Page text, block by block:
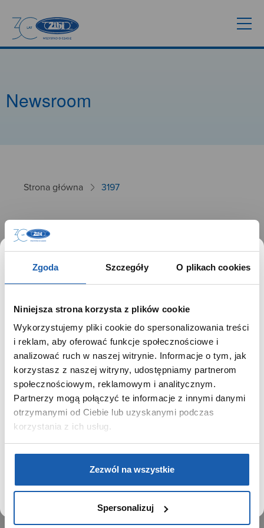
Zgoda Szczegóły O plikach cookies
Niniejsza strona korzysta z plików cookie
Wykorzystujemy pliki cookie do spersonalizowania treści
i reklam, aby oferować funkcje społecznościowe i
analizować ruch w naszej witrynie. Informacje o tym, jak
korzystasz z naszej witryny, udostępniamy partnerom
społecznościowym, reklamowym i analitycznym.
Partnerzy mogą połączyć te informacje z innymi danymi
otrzymanymi od Ciebie lub uzyskanymi podczas
korzystania z ich usług.
Zezwól na wszystkie
Spersonalizuj
Newsroom
Strona główna 3197
3197
26.09.2024
GRUPA ZIBI
Historia
Misja, wizja i wartości Grupy Zibi
Ważne daty
Kariera
Zgoda na ciasteczka
PRODUKTY
Kalkulatory
SIECI SPRZEDAŻY
SZANOWNY UŻYTKOWNIKU,
SZANOWNA UŻYTKOWNICZKO
Używamy plików cookie w celach analitycznych,
statystycznych i marketingowych, w tym aby analizować
ruch w tej witrynie, optymalizować jej działanie oraz
zapamiętywać Twoje preferencje.